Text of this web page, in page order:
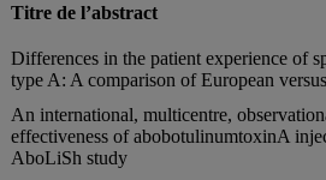
Titre de l’abstract
Differences in the patient experience of
type A: A comparison of European
An international, multicentre,
effectiveness of abobotulinumtoxinA
AboLiSh study